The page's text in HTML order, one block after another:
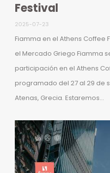
Festival
2025-07-23
Fiamma en el Athens Coffee
el Mercado Griego Fiamma
participación en el Athens
programado del 27 al 29 de
Atenas, Grecia. Estaremos...